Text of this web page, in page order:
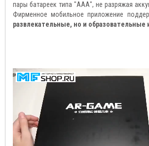
пары батареек типа "ААА", не разряжая
Фирменное мобильное приложение
развлекательные, но и образовательные